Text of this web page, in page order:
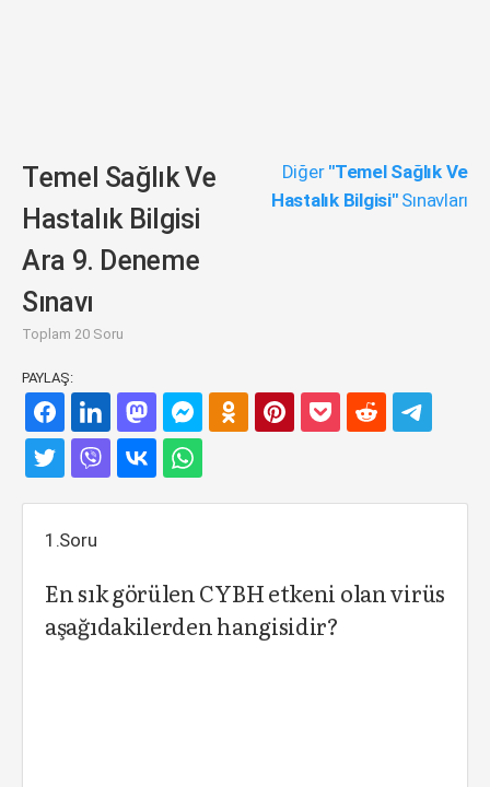
Temel Sağlık Ve
Hastalık Bilgisi
Ara 9. Deneme
Sınavı
Toplam 20 Soru
Diğer "Temel Sağlık Ve
Hastalık Bilgisi"Sınavları
PAYLAŞ:
1.Soru
En sık görülen CYBH etkeni olan virüs
aşağıdakilerden hangisidir?